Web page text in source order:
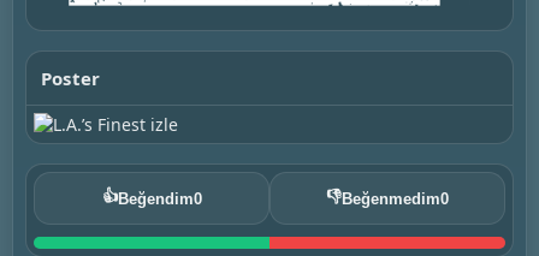
Poster
👍Beğendim0 👎Beğenmedim0